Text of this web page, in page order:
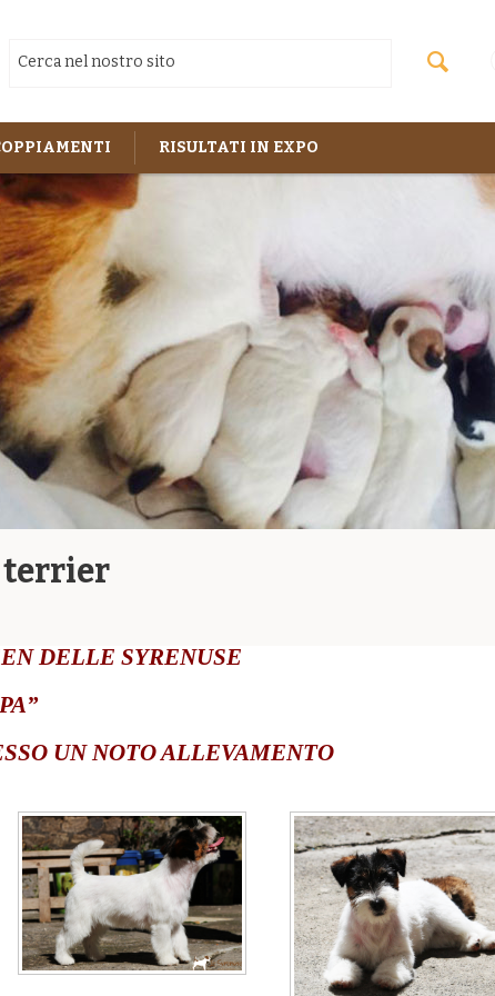
RISULTATI IN EXPO
terrier
DELLE SYRENUSE
UN NOTO ALLEVAMENTO